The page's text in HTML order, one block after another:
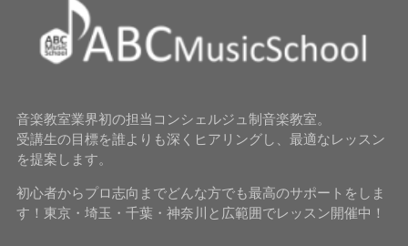
音楽教室業界初の担当コンシェルジュ制音楽教室。
受講生の目標を誰よりも深くヒアリングし、最適なレッスン
を提案します。
初心者からプロ志向までどんな方でも最高のサポートをしま
す！東京・埼玉・千葉・神奈川と広範囲でレッスン開催中！